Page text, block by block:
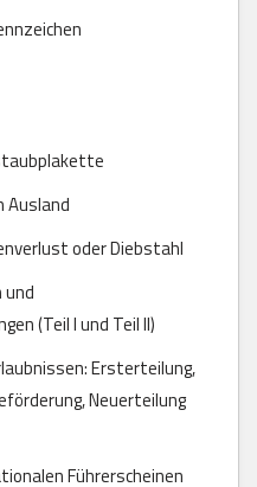
Ausland
oder Diebstahl
und
(Teil I und Teil II)
Ersterteilung,
Neuerteilung
Führerscheinen